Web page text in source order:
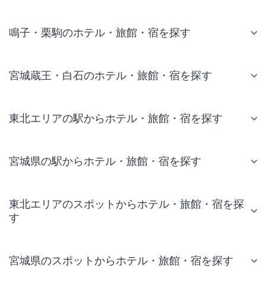
鳴子・栗駒のホテル・旅館・宿を探す
宮城蔵王・白石のホテル・旅館・宿を探す
東北エリアの駅からホテル・旅館・宿を探す
宮城県の駅からホテル・旅館・宿を探す
東北エリアのスポットからホテル・旅館・宿を探
す
宮城県のスポットからホテル・旅館・宿を探す